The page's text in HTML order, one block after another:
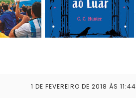
1 DE FEVEREIRO DE 2018 ÀS 11:44